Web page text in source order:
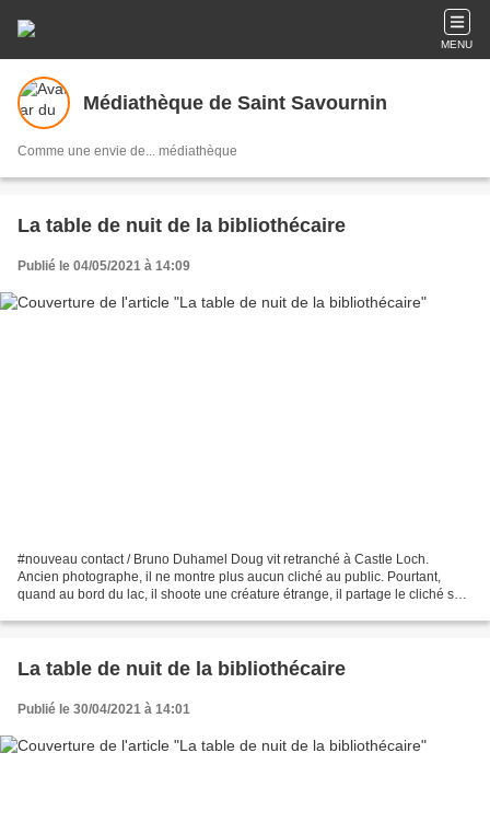
MENU
Médiathèque de Saint Savournin
Comme une envie de... médiathèque
La table de nuit de la bibliothécaire
Publié le 04/05/2021 à 14:09
#nouveau contact / Bruno Duhamel Doug vit retranché à Castle Loch.
Ancien photographe, il ne montre plus aucun cliché au public. Pourtant,
quand au bord du lac, il shoote une créature étrange, il partage le cliché sur
La table de nuit de la bibliothécaire
Publié le 30/04/2021 à 14:01